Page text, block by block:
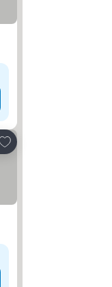
aos favoritos